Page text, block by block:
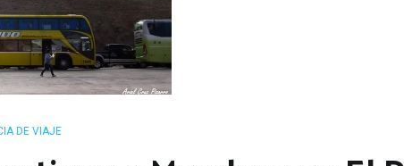
DE VIAJE